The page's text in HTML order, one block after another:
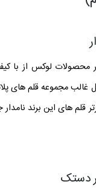
محصولات لوکس از
مجموعه قلم های
قلم های این برند
دستک